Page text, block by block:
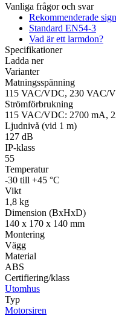
Övrigt
TillbehörLED-indikatorer
Larmkommunikation
Vanliga frågor och svar
Rekommenderade
Standard EN54-3
Vad är ett larmdon?
Specifikationer
Ladda ner
Varianter
Matningsspänning
115 VAC/VDC, 230 VAC/
Strömförbrukning
115 VAC/VDC: 2700 mA,
Ljudnivå (vid 1 m)
127 dB
IP-klass
55
Temperatur
-30 till +45 °C
Vikt
1,8 kg
Dimension (BxHxD)
140 x 170 x 140 mm
Montering
Vägg
Material
ABS
Certifiering/klass
Utomhus
Typ
Motorsiren